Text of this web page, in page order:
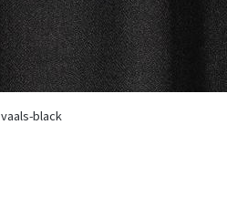
vaals-black